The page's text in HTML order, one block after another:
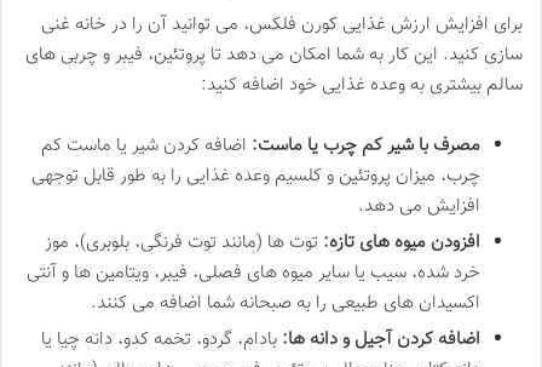
برای افزایش ارزش غذایی کورن فلکس، می توانید آن را در خانه غنی
سازی کنید. این کار به شما امکان می دهد تا پروتئین، فیبر و چربی های
سالم بیشتری به وعده غذایی خود اضافه کنید:
مصرف با شیر کم چرب یا ماست: اضافه کردن شیر یا ماست کم
چرب، میزان پروتئین و کلسیم وعده غذایی را به طور قابل توجهی
افزایش می دهد.
افزودن میوه های تازه: توت ها (مانند توت فرنگی، بلوبری)، موز
خرد شده، سیب یا سایر میوه های فصلی، فیبر، ویتامین ها و آنتی
اکسیدان های طبیعی را به صبحانه شما اضافه می کنند.
اضافه کردن آجیل و دانه ها: بادام، گردو، تخمه کدو، دانه چیا یا